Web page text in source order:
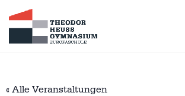
« Alle Veranstaltungen